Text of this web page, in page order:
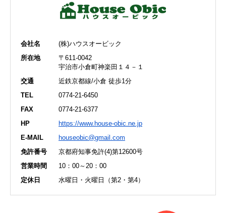
会社名
(株)ハウスオービック
所在地
〒611-0042
宇治市小倉町神楽田１４－１
交通
近鉄京都線/小倉 徒歩1分
TEL
0774-21-6450
FAX
0774-21-6377
HP
https://www.house-obic.ne.jp
E-MAIL
houseobic@gmail.com
免許番号
京都府知事免許(4)第12600号
営業時間
10：00～20：00
定休日
水曜日・火曜日（第2・第4）